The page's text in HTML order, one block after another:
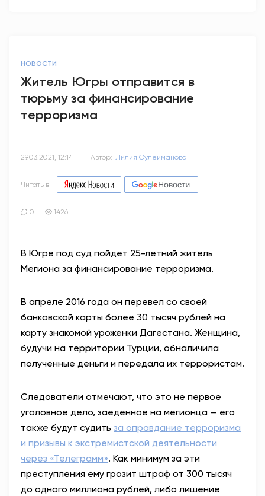
НОВОСТИ
Житель Югры отправится в
тюрьму за финансирование
терроризма
29.03.2021, 12:14 Автор: Лилия Сулейманова
Читать в
0 1426
В Югре под суд пойдет 25-летний житель
Мегиона за финансирование терроризма.
В апреле 2016 года он перевел со своей
банковской карты более 30 тысяч рублей на
карту знакомой уроженки Дагестана. Женщина,
будучи на территории Турции, обналичила
полученные деньги и передала их террористам.
Следователи отмечают, что это не первое
уголовное дело, заеденное на мегионца — его
также будут судить за оправдание терроризма
и призывы к экстремистской деятельности
через «Телеграмм». Как минимум за эти
преступления ему грозит штраф от 300 тысяч
до одного миллиона рублей, либо лишение